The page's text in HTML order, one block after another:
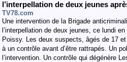
l’interpellation de deux jeunes
TV78.com
Une intervention de la Brigade
l’interpellation de deux jeunes, ce lundi
Poissy. Les deux suspects, âgés de 17
à un contrôle avant d’être rattrapés. Un
l’intervention. Un contrôle qui dégénère